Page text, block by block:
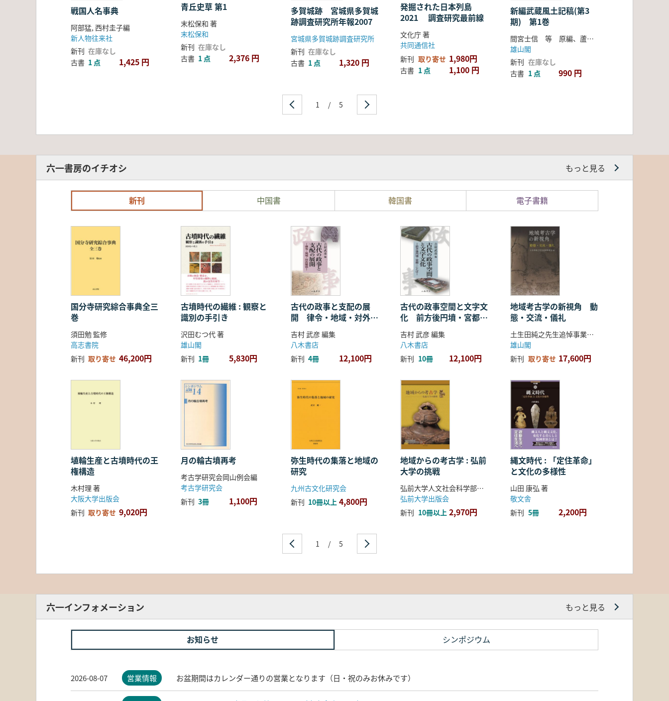
戦国人名事典
阿部猛, 西村圭子編
新人物往来社
新刊 在庫なし
古書 1 点 1,425 円
青丘史草 第1
末松保和 著
末松保和
新刊 在庫なし
古書 1 点 2,376 円
多賀城跡 宮城県多賀城
跡調査研究所年報2007
宮城県多賀城跡調査研究所
新刊 在庫なし
古書 1 点 1,320 円
発掘された日本列島
2021 調査研究最前線
文化庁 著
共同通信社
新刊 取り寄せ 1,980円
古書 1 点 1,100 円
新編武蔵風土記稿(第3
期) 第1巻
間宮士信 等 原編、蘆田伊人 編集校訂
雄山閣
新刊 在庫なし
古書 1 点 990 円
1 / 5
六一書房のイチオシ もっと見る
新刊 中国書 韓国書 電子書籍
国分寺研究綜合事典全三
巻
須田勉 監修
高志書院
新刊 取り寄せ 46,200円
古墳時代の繊維 : 観察と
識別の手引き
沢田むつ代 著
雄山閣
新刊 1冊 5,830円
古代の政事と支配の展
開 律令・地域・対外関
係
吉村 武彦 編集
八木書店
新刊 4冊 12,100円
古代の政事空間と文字文
化 前方後円墳・宮都・
ことば
吉村 武彦 編集
八木書店
新刊 10冊 12,100円
地域考古学の新視角 動
態・交流・儀礼
土生田純之先生追悼事業会 編
雄山閣
新刊 取り寄せ 17,600円
埴輪生産と古墳時代の王
権構造
木村理 著
大阪大学出版会
新刊 取り寄せ 9,020円
月の輪古墳再考
考古学研究会岡山例会編
考古学研究会
新刊 3冊 1,100円
弥生時代の集落と地域の
研究
九州古文化研究会
新刊 10冊以上 4,800円
地域からの考古学 : 弘前
大学の挑戦
弘前大学人文社会科学部北日本考古学研究センター 編
弘前大学出版会
新刊 10冊以上 2,970円
縄文時代 : 「定住革命」
と文化の多様性
山田 康弘 著
敬文舎
新刊 5冊 2,200円
1 / 5
六一インフォメーション もっと見る
お知らせ シンポジウム
2026-08-07 営業情報 お盆期間はカレンダー通りの営業となります（日・祝のみお休みです）